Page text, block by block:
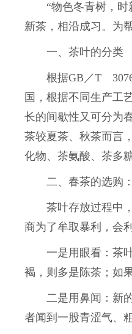
“物色冬青树，时新
新茶，相沿成习。为
一、茶叶的分类
根据GB／T 30766
国，根据不同生产工
长的间歇性又可分为
茶较夏茶、秋茶而言
化物、茶氨酸、茶多
二、春茶的选购：
茶叶存放过程中，
商为了牟取暴利，会
一是用眼看：茶叶
褐，则多是陈茶；如
二是用鼻闻：新的
者闻到一股青涩气、